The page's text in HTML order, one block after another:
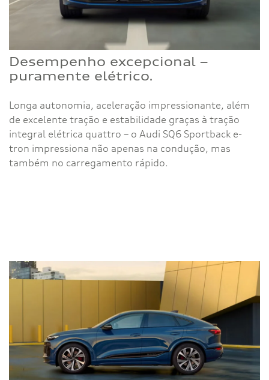
Desempenho excepcional –
puramente elétrico.
Longa autonomia, aceleração impressionante, além
de excelente tração e estabilidade graças à tração
integral elétrica quattro – o Audi SQ6 Sportback e-
tron impressiona não apenas na condução, mas
também no carregamento rápido.